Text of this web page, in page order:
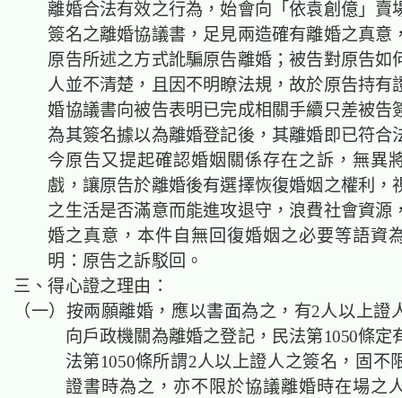
離婚合法有效之行為，始會向「依袁創億」賣
簽名之離婚協議書，足見兩造確有離婚之真意
原告所述之方式訛騙原告離婚；被告對原告如
人並不清楚，且因不明瞭法規，故於原告持有
婚協議書向被告表明已完成相關手續只差被告
為其簽名據以為離婚登記後，其離婚即已符合
今原告又提起確認婚姻關係存在之訴，無異
戲，讓原告於離婚後有選擇恢復婚姻之權利，
之生活是否滿意而能進攻退守，浪費社會資源
婚之真意，本件自無回復婚姻之必要等語資
明：原告之訴駁回。
三、得心證之理由：
（一）按兩願離婚，應以書面為之，有2人以上證
向戶政機關為離婚之登記，民法第1050條定
法第1050條所謂2人以上證人之簽名，固不
證書時為之，亦不限於協議離婚時在場之